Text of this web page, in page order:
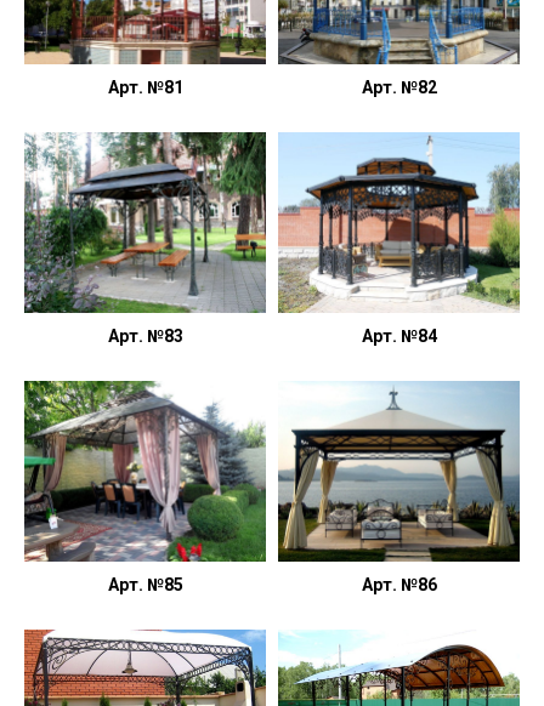
Арт. №81 Арт. №82
Арт. №83 Арт. №84
Арт. №85 Арт. №86